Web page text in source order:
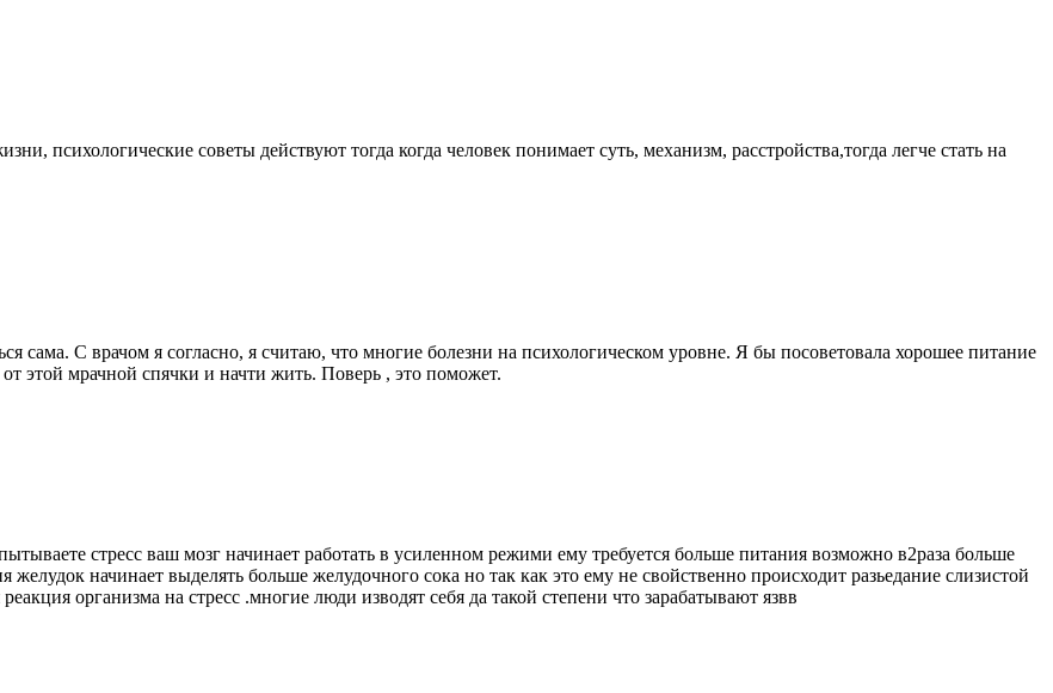
психологические советы действуют тогда когда человек понимает суть, механизм, расстройства,тогда легче стать на
сама. С врачом я согласно, я считаю, что многие болезни на психологическом уровне. Я бы посоветовала хорошее питание
этой мрачной спячки и начти жить. Поверь , это поможет.
стресс ваш мозг начинает работать в усиленном режими ему требуется больше питания возможно в2раза больше
начинает выделять больше желудочного сока но так как это ему не свойственно происходит разьедание слизистой
организма на стресс .многие люди изводят себя да такой степени что зарабатывают язвв